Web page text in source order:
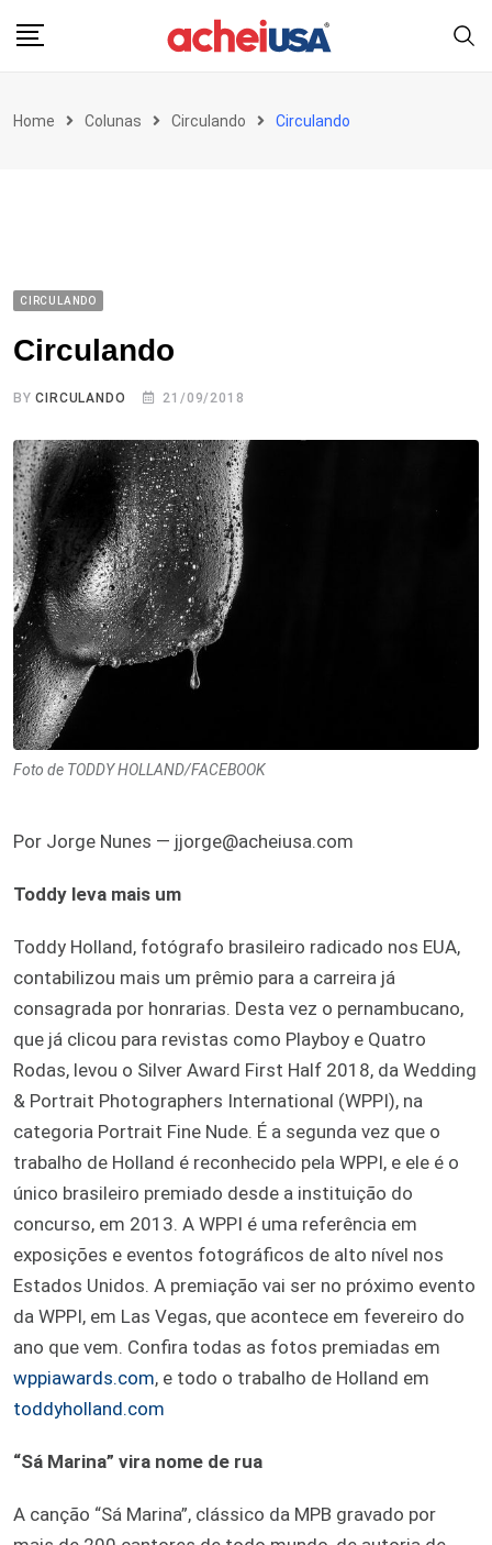
Home Colunas Circulando Circulando
CIRCULANDO
Circulando
BYCIRCULANDO 21/09/2018
Foto de TODDY HOLLAND/FACEBOOK
Por Jorge Nunes — jjorge@acheiusa.com
Toddy leva mais um
Toddy Holland, fotógrafo brasileiro radicado nos EUA,
contabilizou mais um prêmio para a carreira já
consagrada por honrarias. Desta vez o pernambucano,
que já clicou para revistas como Playboy e Quatro
Rodas, levou o Silver Award First Half 2018, da Wedding
& Portrait Photographers International (WPPI), na
categoria Portrait Fine Nude. É a segunda vez que o
trabalho de Holland é reconhecido pela WPPI, e ele é o
único brasileiro premiado desde a instituição do
concurso, em 2013. A WPPI é uma referência em
exposições e eventos fotográficos de alto nível nos
Estados Unidos. A premiação vai ser no próximo evento
da WPPI, em Las Vegas, que acontece em fevereiro do
ano que vem. Confira todas as fotos premiadas em
wppiawards.com, e todo o trabalho de Holland em
toddyholland.com
“Sá Marina” vira nome de rua
A canção “Sá Marina”, clássico da MPB gravado por